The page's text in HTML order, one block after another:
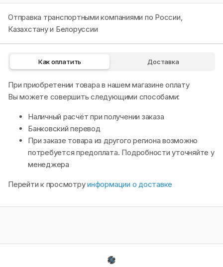
Отправка транспортными компаниями по России,
Казахстану и Белоруссии
Как оплатить Доставка
При приобретении товара в нашем магазине оплату
Вы можете совершить следующими способами:
Наличный расчёт при получении заказа
Банковский перевод
При заказе товара из другого региона возможно
потребуется предоплата. Подробности уточняйте у
менеджера
Перейти к просмотруинформации о доставке